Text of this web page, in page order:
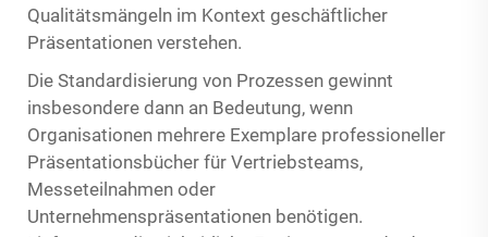
Qualitätsmängeln im Kontext geschäftlicher
Präsentationen verstehen.
Die Standardisierung von Prozessen gewinnt
insbesondere dann an Bedeutung, wenn
Organisationen mehrere Exemplare professioneller
Präsentationsbücher für Vertriebsteams,
Messeteilnahmen oder
Unternehmenspräsentationen benötigen.